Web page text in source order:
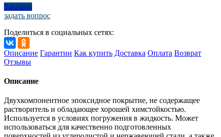
Заказать
задать вопрос
Поделиться в социальных сетях:
Описание Гарантии Как купить Доставка Оплата Возврат
Отзывы
Описание
Двухкомпонентное эпоксидное покрытие, не содержащее
растворитель и обладающее хорошей химстойкостью.
Используется в условиях погружения в жидкость. Может
использоваться для качественно подготовленных